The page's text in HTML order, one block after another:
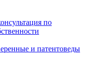
по
и патентоведы